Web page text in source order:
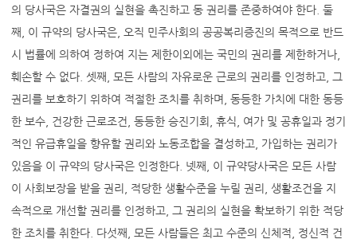
의 당사국은 자결권의 실현을 촉진하고 동 권리를 존중하여야 한다. 둘
째, 이 규약의 당사국은, 오직 민주사회의 공공복리증진의 목적으로 반드
시 법률에 의하여 정하여 지는 제한이외에는 국민의 권리를 제한하거나,
훼손할 수 없다. 셋째, 모든 사람의 자유로운 근로의 권리를 인정하고, 그
권리를 보호하기 위하여 적절한 조치를 취하며, 동등한 가치에 대한 동등
한 보수, 건강한 근로조건, 동등한 승진기회, 휴식, 여가 및 공휴일과 정기
적인 유급휴일을 향유할 권리와 노동조합을 결성하고, 가입하는 권리가
있음을 이 규약의 당사국은 인정한다. 넷째, 이 규약당사국은 모든 사람
이 사회보장을 받을 권리, 적당한 생활수준을 누릴 권리, 생활조건을 지
속적으로 개선할 권리를 인정하고, 그 권리의 실현을 확보하기 위한 적당
한 조치를 취한다. 다섯째, 모든 사람들은 최고 수준의 신체적, 정신적 건